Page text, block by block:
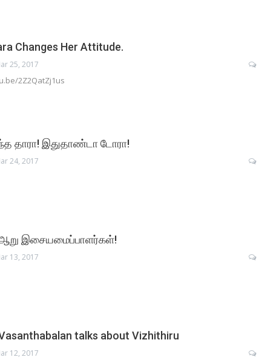
Changes Her Attitude.
25, 2017
2Z2QatZj1us
தாரா! இதுதாண்டா டோரா!
24, 2017
ஆறு இசையமைப்பாளர்கள்!
13, 2017
talks about Vizhithiru
12, 2017